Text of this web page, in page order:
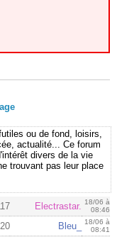
ou de fond, loisirs,
actualité... Ce forum
divers de la vie
trouvant pas leur place
Electrastar. 18/06 à
08:46
20 Bleu_
18/06 à
08:41